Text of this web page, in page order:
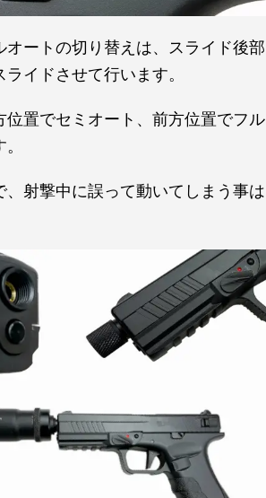
オートの切り替えは、スライド後部
イドさせて行います。
位置でセミオート、前方位置でフル
、射撃中に誤って動いてしまう事は